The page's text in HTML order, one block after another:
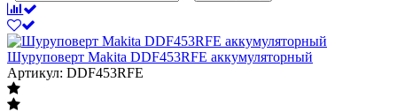
Шуруповерт Makita DDF453RFE аккумуляторный
Артикул: DDF453RFE